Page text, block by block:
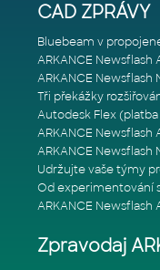
CAD ZPRÁVY
ARKANCE Newsflash
ARKANCE Newsflash
ARKANCE Newsflash
ARKANCE Newsflash
ARKANCE Newsflash
Zpravodaj